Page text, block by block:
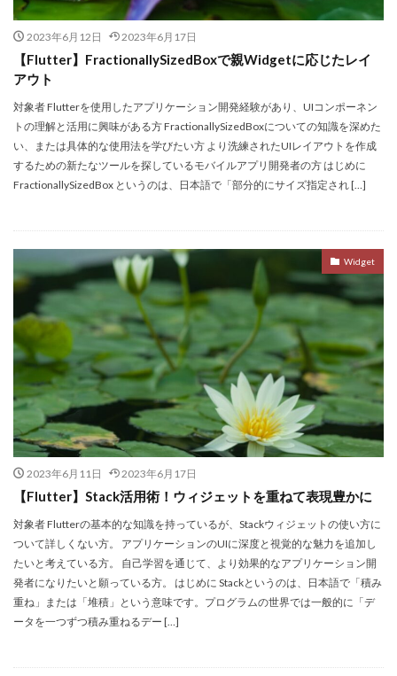
2023年6月12日 2023年6月17日
【Flutter】FractionallySizedBoxで親Widgetに応じたレイ
アウト
対象者 Flutterを使用したアプリケーション開発経験があり、UIコンポーネン
トの理解と活用に興味がある方 FractionallySizedBoxについての知識を深めた
い、または具体的な使用法を学びたい方 より洗練されたUIレイアウトを作成
するための新たなツールを探しているモバイルアプリ開発者の方 はじめに
FractionallySizedBox というのは、日本語で「部分的にサイズ指定され […]
Widget
2023年6月11日 2023年6月17日
【Flutter】Stack活用術！ウィジェットを重ねて表現豊かに
対象者 Flutterの基本的な知識を持っているが、Stackウィジェットの使い方に
ついて詳しくない方。 アプリケーションのUIに深度と視覚的な魅力を追加し
たいと考えている方。 自己学習を通じて、より効果的なアプリケーション開
発者になりたいと願っている方。 はじめに Stackというのは、日本語で「積み
重ね」または「堆積」という意味です。プログラムの世界では一般的に「デ
ータを一つずつ積み重ねるデー […]